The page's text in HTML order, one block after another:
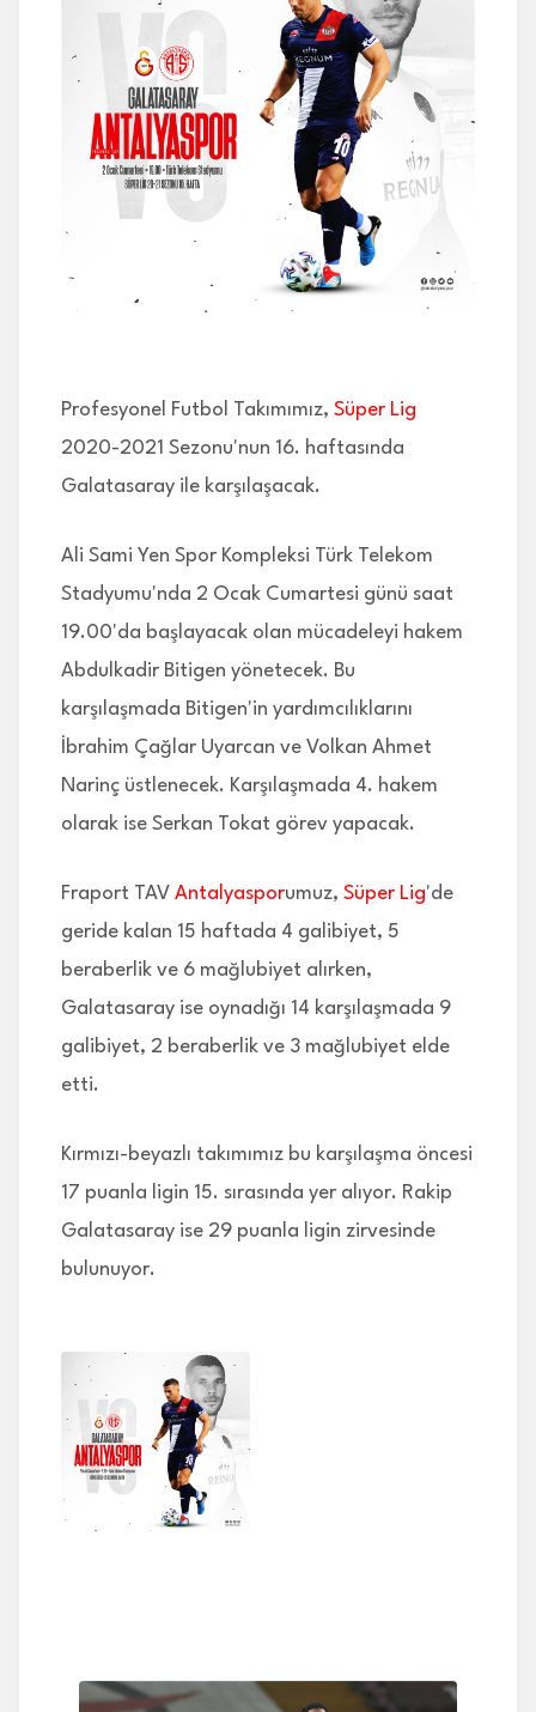
Profesyonel Futbol Takımımız, Süper Lig
2020-2021 Sezonu'nun 16. haftasında
Galatasaray ile karşılaşacak.
Ali Sami Yen Spor Kompleksi Türk Telekom
Stadyumu'nda 2 Ocak Cumartesi günü saat
19.00'da başlayacak olan mücadeleyi hakem
Abdulkadir Bitigen yönetecek. Bu
karşılaşmada Bitigen'in yardımcılıklarını
İbrahim Çağlar Uyarcan ve Volkan Ahmet
Narinç üstlenecek. Karşılaşmada 4. hakem
olarak ise Serkan Tokat görev yapacak.
Fraport TAV Antalyasporumuz, Süper Lig'de
geride kalan 15 haftada 4 galibiyet, 5
beraberlik ve 6 mağlubiyet alırken,
Galatasaray ise oynadığı 14 karşılaşmada 9
galibiyet, 2 beraberlik ve 3 mağlubiyet elde
etti.
Kırmızı-beyazlı takımımız bu karşılaşma öncesi
17 puanla ligin 15. sırasında yer alıyor. Rakip
Galatasaray ise 29 puanla ligin zirvesinde
bulunuyor.